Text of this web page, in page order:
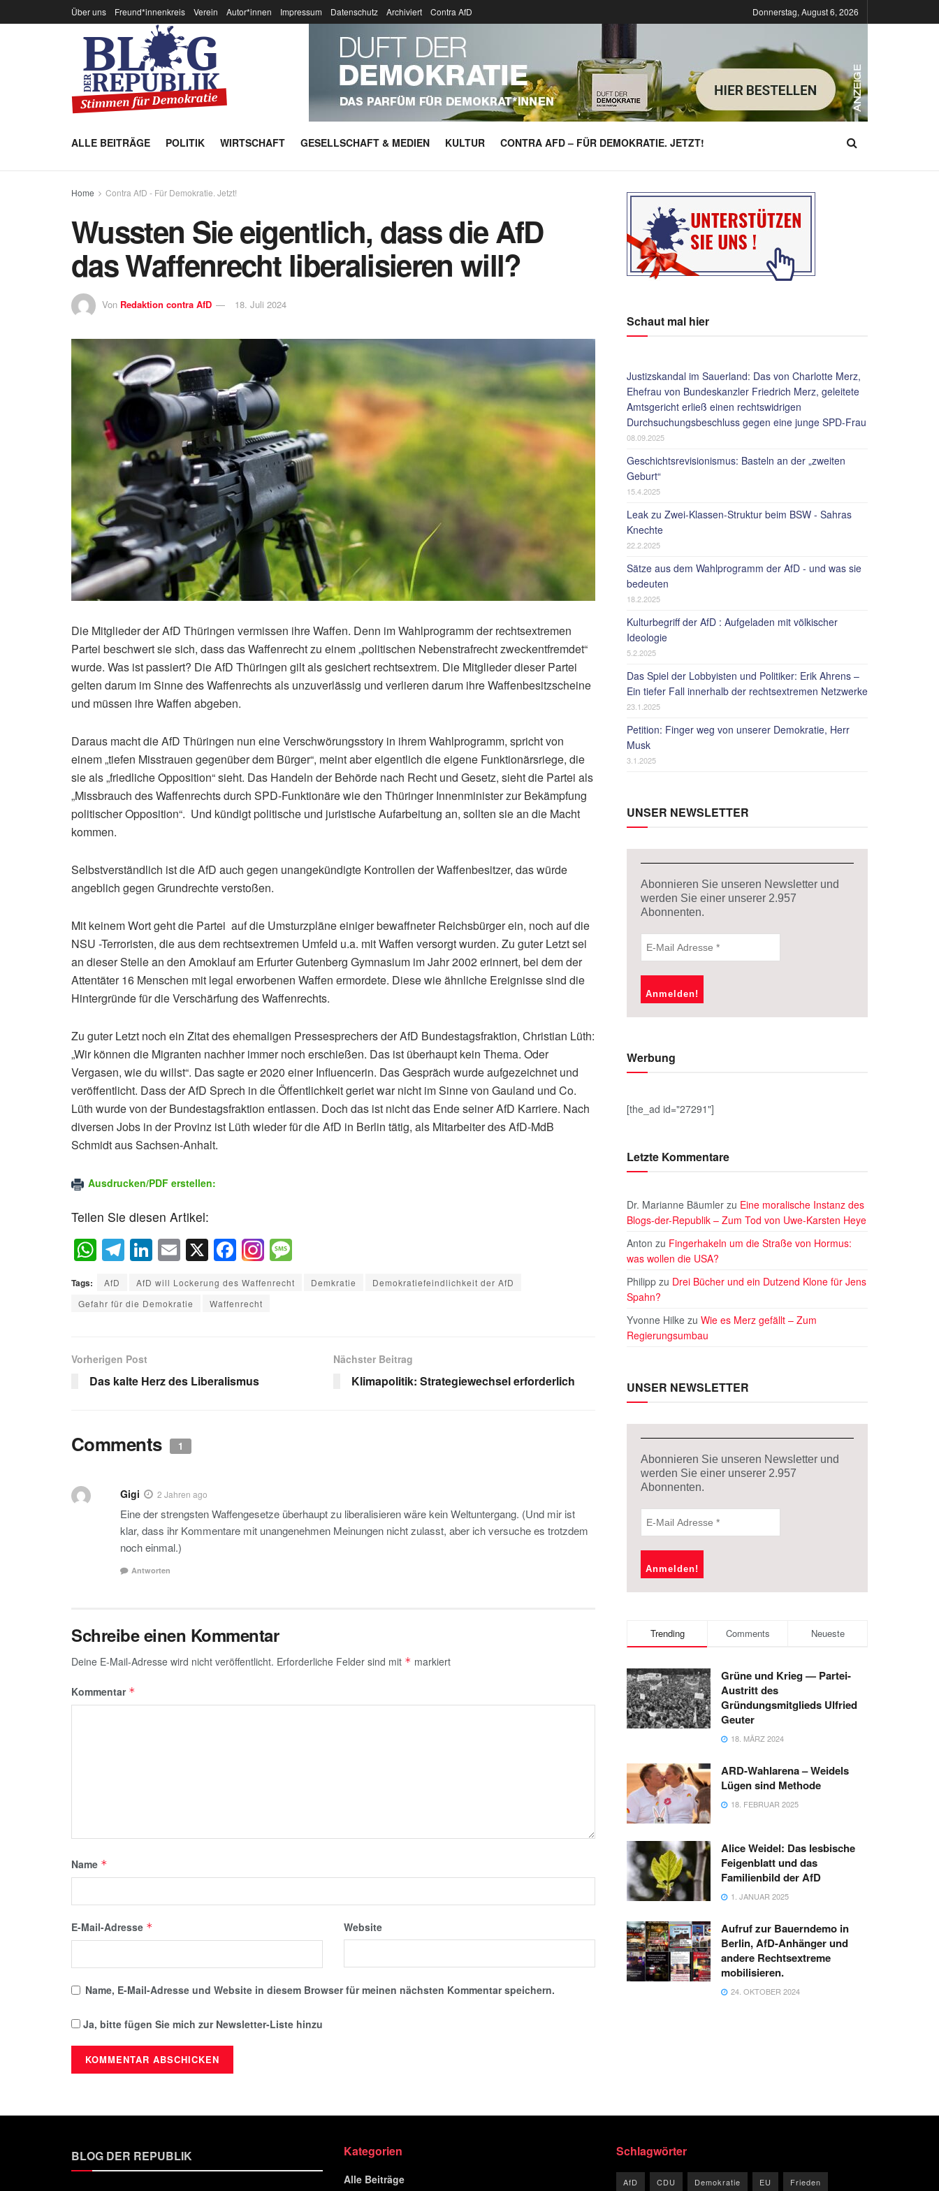
Über uns Freund*innenkreis Verein Autor*innen Impressum Datenschutz Archiviert Contra AfD Donnerstag, August 6, 2026
ALLE BEITRÄGE POLITIK WIRTSCHAFT GESELLSCHAFT & MEDIEN KULTUR CONTRA AFD – FÜR DEMOKRATIE. JETZT!
Home Contra AfD - Für Demokratie. Jetzt!
Wussten Sie eigentlich, dass die AfD
das Waffenrecht liberalisieren will?
Von Redaktion contra AfD 18. Juli 2024
Die Mitglieder der AfD Thüringen vermissen ihre Waffen. Denn im Wahlprogramm der rechtsextremen
Partei beschwert sie sich, dass das Waffenrecht zu einem „politischen Nebenstrafrecht zweckentfremdet“
wurde. Was ist passiert? Die AfD Thüringen gilt als gesichert rechtsextrem. Die Mitglieder dieser Partei
gelten darum im Sinne des Waffenrechts als unzuverlässig und verlieren darum ihre Waffenbesitzscheine
und müssen ihre Waffen abgeben.
Daraus macht die AfD Thüringen nun eine Verschwörungsstory in ihrem Wahlprogramm, spricht von
einem „tiefen Misstrauen gegenüber dem Bürger“, meint aber eigentlich die eigene Funktionärsriege, die
sie als „friedliche Opposition“ sieht. Das Handeln der Behörde nach Recht und Gesetz, sieht die Partei als
„Missbrauch des Waffenrechts durch SPD-Funktionäre wie den Thüringer Innenminister zur Bekämpfung
politischer Opposition“. Und kündigt politische und juristische Aufarbeitung an, sollten sie an die Macht
kommen.
Selbstverständlich ist die AfD auch gegen unangekündigte Kontrollen der Waffenbesitzer, das würde
angeblich gegen Grundrechte verstoßen.
Mit keinem Wort geht die Partei auf die Umsturzpläne einiger bewaffneter Reichsbürger ein, noch auf die
NSU -Terroristen, die aus dem rechtsextremen Umfeld u.a. mit Waffen versorgt wurden. Zu guter Letzt sei
an dieser Stelle an den Amoklauf am Erfurter Gutenberg Gymnasium im Jahr 2002 erinnert, bei dem der
Attentäter 16 Menschen mit legal erworbenen Waffen ermordete. Diese wie ähnliche Ereignisse sind die
Hintergründe für die Verschärfung des Waffenrechts.
Zu guter Letzt noch ein Zitat des ehemaligen Pressesprechers der AfD Bundestagsfraktion, Christian Lüth:
„Wir können die Migranten nachher immer noch erschießen. Das ist überhaupt kein Thema. Oder
Vergasen, wie du willst“. Das sagte er 2020 einer Influencerin. Das Gespräch wurde aufgezeichnet und
veröffentlicht. Dass der AfD Sprech in die Öffentlichkeit geriet war nicht im Sinne von Gauland und Co.
Lüth wurde von der Bundestagsfraktion entlassen. Doch das ist nicht das Ende seiner AfD Karriere. Nach
diversen Jobs in der Provinz ist Lüth wieder für die AfD in Berlin tätig, als Mitarbeiter des AfD-MdB
Schmidt aus Sachsen-Anhalt.
Ausdrucken/PDF erstellen:
Teilen Sie diesen Artikel:
W
h
at
s
p
p
T
el
e
gr
m
Li
n
k
e
E
m
ail
X F
a
c
e
o
e
ss
Tags: AfD AfD will Lockerung des Waffenrecht Demkratie
Demokratiefeindlichkeit der AfD
Gefahr für die Demokratie
Waffenrecht
Vorherigen Post
Das kalte Herz des Liberalismus
Nächster Beitrag
Klimapolitik: Strategiewechsel erforderlich
Comments 1
Gigi 2 Jahren ago
Eine der strengsten Waffengesetze überhaupt zu liberalisieren wäre kein Weltuntergang. (Und mir ist
klar, dass ihr Kommentare mit unangenehmen Meinungen nicht zulasst, aber ich versuche es trotzdem
noch einmal.)
Antworten
Schreibe einen Kommentar
Deine E-Mail-Adresse wird nicht veröffentlicht. Erforderliche Felder sind mit * markiert
Kommentar *
Name *
E-Mail-Adresse * Website
Name, E-Mail-Adresse und Website in diesem Browser für meinen nächsten Kommentar speichern.
Ja, bitte fügen Sie mich zur Newsletter-Liste hinzu
Schaut mal hier
Justizskandal im Sauerland: Das von Charlotte Merz,
Ehefrau von Bundeskanzler Friedrich Merz, geleitete
Amtsgericht erließ einen rechtswidrigen
Durchsuchungsbeschluss gegen eine junge SPD-Frau
08.09.2025
Geschichtsrevisionismus: Basteln an der „zweiten
Geburt“
15.4.2025
Leak zu Zwei-Klassen-Struktur beim BSW - Sahras
Knechte
22.2.2025
Sätze aus dem Wahlprogramm der AfD - und was sie
bedeuten
18.2.2025
Kulturbegriff der AfD : Aufgeladen mit völkischer
Ideologie
5.2.2025
Das Spiel der Lobbyisten und Politiker: Erik Ahrens –
Ein tiefer Fall innerhalb der rechtsextremen Netzwerke
23.1.2025
Petition: Finger weg von unserer Demokratie, Herr
Musk
3.1.2025
UNSER NEWSLETTER
Abonnieren Sie unseren Newsletter und
werden Sie einer unserer 2.957
Abonnenten.
Werbung
[the_ad id="27291"]
Letzte Kommentare
Dr. Marianne Bäumler zu Eine moralische Instanz des
Blogs-der-Republik – Zum Tod von Uwe-Karsten Heye
Anton zu Fingerhakeln um die Straße von Hormus:
was wollen die USA?
Philipp zu Drei Bücher und ein Dutzend Klone für Jens
Spahn?
Yvonne Hilke zu Wie es Merz gefällt – Zum
Regierungsumbau
UNSER NEWSLETTER
Abonnieren Sie unseren Newsletter und
werden Sie einer unserer 2.957
Abonnenten.
Trending Comments Neueste
Grüne und Krieg — Partei-
Austritt des
Gründungsmitglieds Ulfried
Geuter
18. MÄRZ 2024
ARD-Wahlarena – Weidels
Lügen sind Methode
18. FEBRUAR 2025
Alice Weidel: Das lesbische
Feigenblatt und das
Familienbild der AfD
1. JANUAR 2025
Aufruf zur Bauerndemo in
Berlin, AfD-Anhänger und
andere Rechtsextreme
mobilisieren.
24. OKTOBER 2024
BLOG DER REPUBLIK Kategorien
Alle Beiträge
Schlagwörter
AfD CDU Demokratie EU Frieden